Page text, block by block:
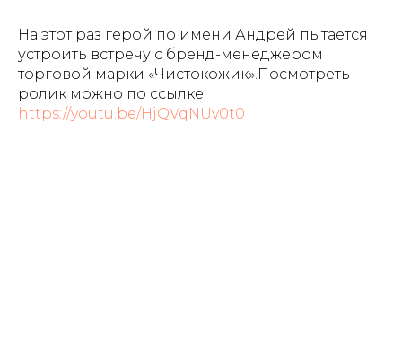
На этот раз герой по имени Андрей пытается
устроить встречу с бренд-менеджером
торговой марки «Чистокожик».Посмотреть
ролик можно по ссылке:
https://youtu.be/HjQVqNUv0t0